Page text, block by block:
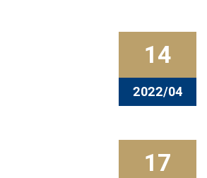
14
2022/04
17